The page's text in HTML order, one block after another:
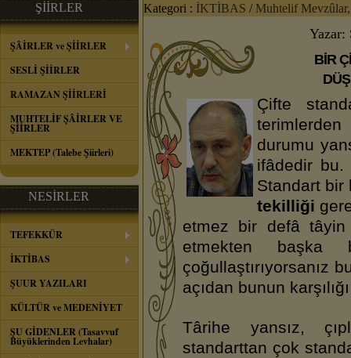
ŞİİRLER
ŞÂİRLER ve ŞİİRLER
SESLİ ŞİİRLER
RAMAZAN ŞİİRLERİ
MUHTELİF ŞÂİRLER VE
ŞİİRLER
MEKTEP (Talebe Şiirleri)
NESİRLER
TEFEKKÜR
İKTİBAS
ŞUUR YAZILARI
KÜLTÜR ve MEDENİYET
ŞU GİDENLER (Tasavvuf
Büyüklerinden Levhalar)
Kategori : İKTİBAS / Muhtelif Mevzûlar,
Yazar:
BİR
Çifte
durumu
ifâdedir bu.
Standart bir
tekilliği
etmez bir defâ
etmekten
çoğullaştırıyorsanız
açıdan bunun
Târihe yansız,
standarttan çok